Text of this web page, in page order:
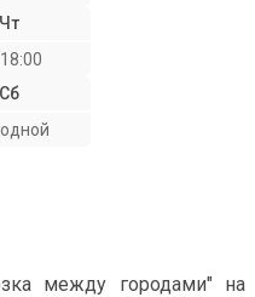
Чт
Сб
между городами" на